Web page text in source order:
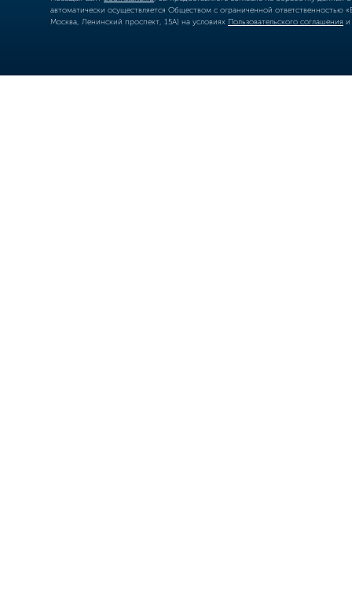
автоматически осуществляется Обществом с ограниченной
Москва, Ленинский проспект, 15А) на условиях Пользовательского соглашения и